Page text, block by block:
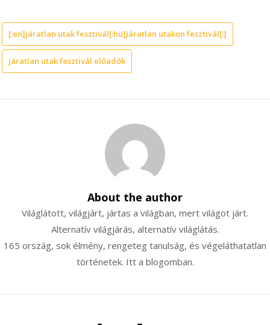
[:en]járatlan utak fesztivál[:hu]Járatlan utakon fesztivál[:]
járatlan utak fesztivál előadók
About the author
Világlátott, világjárt, jártas a világban, mert világot járt.
Alternatív világjárás, alternatív világlátás.
165 ország, sok élmény, rengeteg tanulság, és végeláthatatlan
történetek. Itt a blogomban.